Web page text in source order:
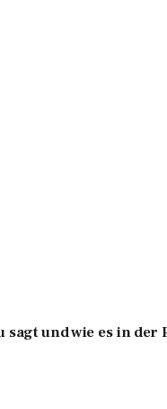
und wie es in der